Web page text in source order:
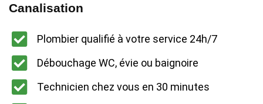
Canalisation
Plombier qualifié à votre service 24h/7
Débouchage WC, évie ou baignoire
Technicien chez vous en 30 minutes